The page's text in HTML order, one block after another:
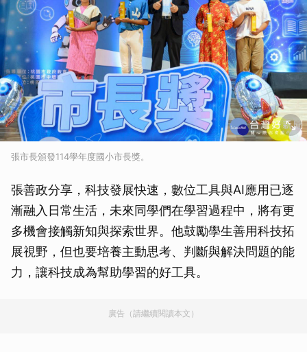
張市長頒發114學年度國小市長獎。
張善政分享，科技發展快速，數位工具與AI應用已逐
漸融入日常生活，未來同學們在學習過程中，將有更
多機會接觸新知與探索世界。他鼓勵學生善用科技拓
展視野，但也要培養主動思考、判斷與解決問題的能
力，讓科技成為幫助學習的好工具。
廣告（請繼續閱讀本文）